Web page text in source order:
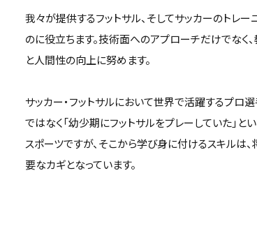
我々が提供するフットサル、そしてサッカーのトレ
のに役立ちます。技術面へのアプローチだけでな
と人間性の向上に努めます。
サッカー・フットサルにおいて世界で活躍するプロ
ではなく「幼少期にフットサルをプレーしていた」と
スポーツですが、そこから学び身に付けるスキルは
要なカギとなっています。